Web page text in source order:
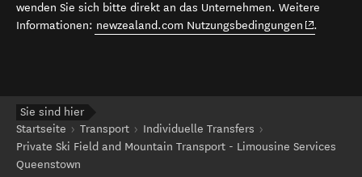
wenden Sie sich bitte direkt an das Unternehmen. Weitere
Informationen: newzealand.com Nutzungsbedingungen (opens in
.
Sie sind hier
Startseite
Transport
Individuelle Transfers
Private Ski Field and Mountain Transport - Limousine Services
Queenstown